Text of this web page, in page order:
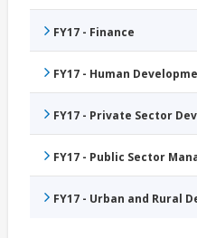
FY17 - Finance
FY17 - Human
FY17 - Private Sector
FY17 - Public Sector
FY17 - Urban and Rural